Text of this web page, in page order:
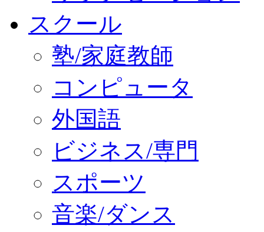
スクール
塾/家庭教師
コンピュータ
外国語
ビジネス/専門
スポーツ
音楽/ダンス